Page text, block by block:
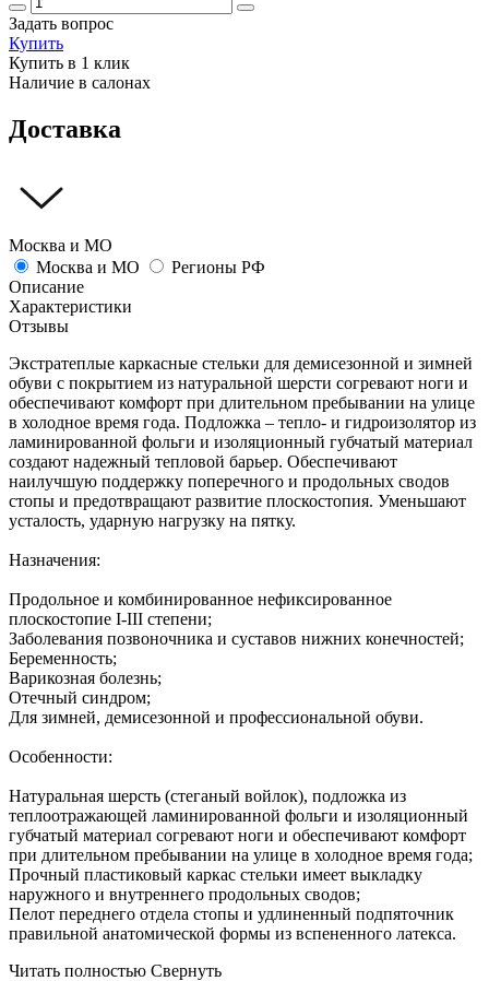
Задать вопрос
Купить
Купить в 1 клик
Наличие в салонах
Доставка
Москва и МО
Москва и МО
Регионы РФ
Описание
Характеристики
Отзывы
Экстратеплые каркасные стельки для демисезонной и зимней
обуви с покрытием из натуральной шерсти согревают ноги и
обеспечивают комфорт при длительном пребывании на улице
в холодное время года. Подложка – тепло- и гидроизолятор из
ламинированной фольги и изоляционный губчатый материал
создают надежный тепловой барьер. Обеспечивают
наилучшую поддержку поперечного и продольных сводов
стопы и предотвращают развитие плоскостопия. Уменьшают
усталость, ударную нагрузку на пятку.
Назначения:
Продольное и комбинированное нефиксированное
плоскостопие I-III степени;
Заболевания позвоночника и суставов нижних конечностей;
Беременность;
Варикозная болезнь;
Отечный синдром;
Для зимней, демисезонной и профессиональной обуви.
Особенности:
Натуральная шерсть (стеганый войлок), подложка из
теплоотражающей ламинированной фольги и изоляционный
губчатый материал согревают ноги и обеспечивают комфорт
при длительном пребывании на улице в холодное время года;
Прочный пластиковый каркас стельки имеет выкладку
наружного и внутреннего продольных сводов;
Пелот переднего отдела стопы и удлиненный подпяточник
правильной анатомической формы из вспененного латекса.
Читать полностью Свернуть